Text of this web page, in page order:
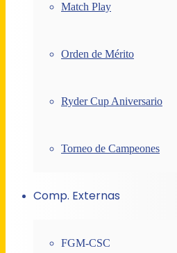
Match Play
Orden de Mérito
Ryder Cup Aniversario
Torneo de Campeones
Comp. Externas
FGM-CSC